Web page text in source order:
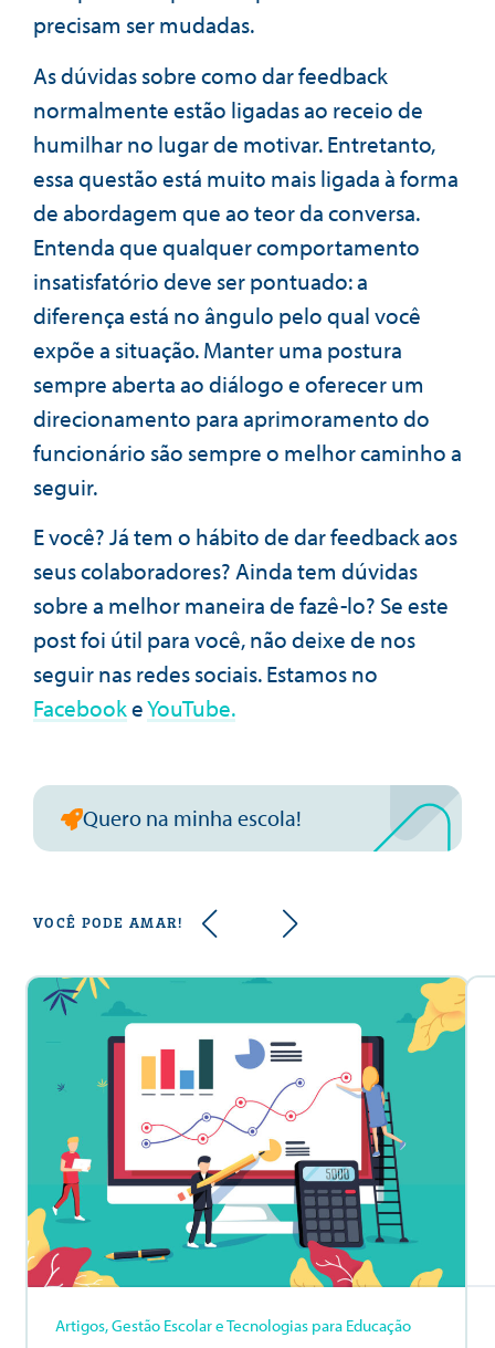
precisam ser mudadas.
As dúvidas sobre como dar feedback
normalmente estão ligadas ao receio de
humilhar no lugar de motivar. Entretanto,
essa questão está muito mais ligada à forma
de abordagem que ao teor da conversa.
Entenda que qualquer comportamento
insatisfatório deve ser pontuado: a
diferença está no ângulo pelo qual você
expõe a situação. Manter uma postura
sempre aberta ao diálogo e oferecer um
direcionamento para aprimoramento do
funcionário são sempre o melhor caminho a
seguir.
E você? Já tem o hábito de dar feedback aos
seus colaboradores? Ainda tem dúvidas
sobre a melhor maneira de fazê-lo? Se este
post foi útil para você, não deixe de nos
seguir nas redes sociais. Estamos no
FacebookeYouTube.
Quero na minha escola!
VOCÊ PODE AMAR!
Artigos, Gestão Escolar e Tecnologias para Educação